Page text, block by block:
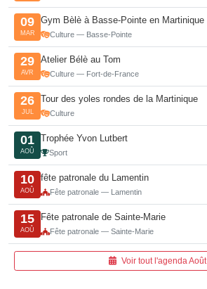
09
MAR
Gym Bèlè à Basse-Pointe en Martinique
Culture — Basse-Pointe
29
AVR
Atelier Bélè au Tom
Culture — Fort-de-France
26
JUL
Tour des yoles rondes de la Martinique
Culture
01
AOÛ
Trophée Yvon Lutbert
Sport
10
AOÛ
fête patronale du Lamentin
Fête patronale — Lamentin
15
AOÛ
Fête patronale de Sainte-Marie
Fête patronale — Sainte-Marie
Voir tout l'agenda Août